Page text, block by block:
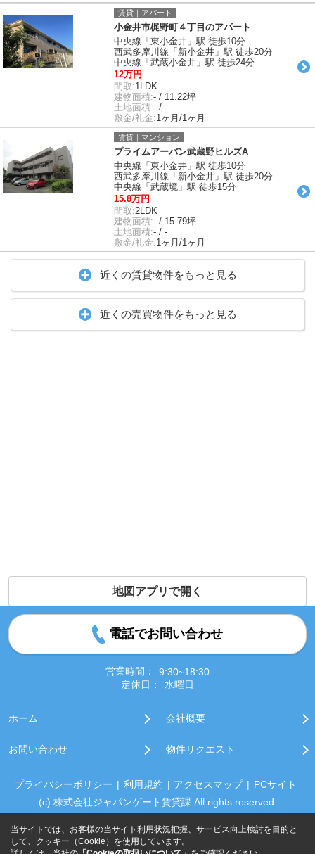
賃貸｜アパート
小金井市梶野町４丁目のアパート
中央線「東小金井」駅 徒歩10分
西武多摩川線「新小金井」駅 徒歩20分
中央線「武蔵小金井」駅 徒歩24分
12万円
間取:1LDK
建物面積:- / 11.22坪
土地面積:- / -
敷金/礼金:1ヶ月/1ヶ月
賃貸｜マンション
プライムアーバン武蔵野ヒルズA
中央線「東小金井」駅 徒歩10分
西武多摩川線「新小金井」駅 徒歩20分
中央線「武蔵境」駅 徒歩15分
15.8万円
間取:2LDK
建物面積:- / 15.79坪
土地面積:- / -
敷金/礼金:1ヶ月/1ヶ月
近くの賃貸物件をもっと見る
近くの売買物件をもっと見る
地図アプリで開く
電話でお問い合わせ
営業時間：
9:30~18:30
定休日：
水曜日
ホーム 会社概要
お問い合わせ 物件リクエスト
プライバシーポリシー 利用規約 アクセスマップ
PCサイト
(c) 株式会社ジャパンゲート賃貸課 All rights reserved.
当サイトでは、お客様の当サイト利用状況把握、サービス向上検討を目的と
して、クッキー（Cookie）を使用しています。